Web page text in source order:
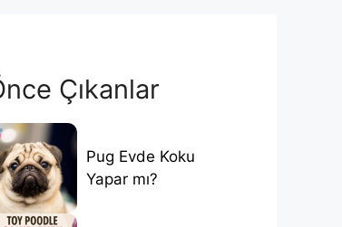
Çıkanlar
Pug Evde Koku
Yapar mı?